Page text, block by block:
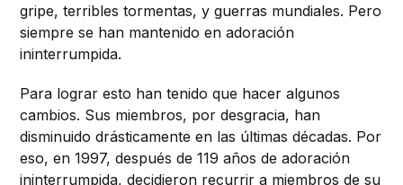
gripe, terribles tormentas, y guerras mundiales. Pero
siempre se han mantenido en adoración
ininterrumpida.
Para lograr esto han tenido que hacer algunos
cambios. Sus miembros, por desgracia, han
disminuido drásticamente en las últimas décadas. Por
eso, en 1997, después de 119 años de adoración
ininterrumpida, decidieron recurrir a miembros de su